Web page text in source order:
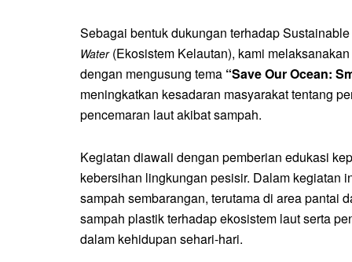
Sebagai bentuk dukungan terhadap
Water(Ekosistem Kelautan), kami
dengan mengusung tema “Save Our Ocean:
meningkatkan kesadaran masyarakat tentang
pencemaran laut akibat sampah.
Kegiatan diawali dengan pemberian edukasi
kebersihan lingkungan pesisir. Dalam kegiatan
sampah sembarangan, terutama di area pantai
sampah plastik terhadap ekosistem laut serta
dalam kehidupan sehari-hari.